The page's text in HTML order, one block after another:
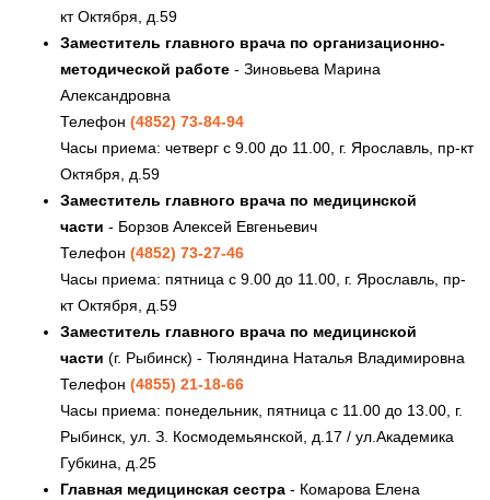
кт Октября, д.59
Заместитель главного врача по организационно-
методической работе - Зиновьева Марина
Александровна
Телефон (4852) 73-84-94
Часы приема: четверг с 9.00 до 11.00, г. Ярославль, пр-кт
Октября, д.59
Заместитель главного врача по медицинской
части - Борзов Алексей Евгеньевич
Телефон (4852) 73-27-46
Часы приема: пятница с 9.00 до 11.00, г. Ярославль, пр-
кт Октября, д.59
Заместитель главного врача по медицинской
части (г. Рыбинск) - Тюляндина Наталья Владимировна
Телефон (4855) 21-18-66
Часы приема: понедельник, пятница с 11.00 до 13.00, г.
Рыбинск, ул. З. Космодемьянской, д.17 / ул.Академика
Губкина, д.25
Главная медицинская сестра - Комарова Елена